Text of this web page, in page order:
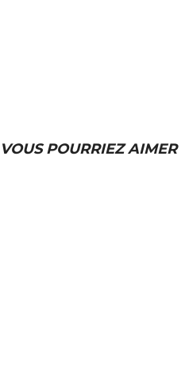
VOUS POURRIEZ AIMER